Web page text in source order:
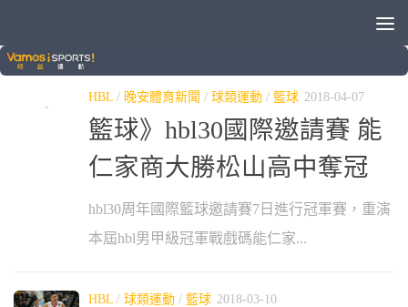
標籤：松山高中
HBL / 晚安體育新聞 / 球類運動 / 籃球 2018-04-07
籃球》hbl30國際邀請賽 能
仁家商大勝松山高中奪冠
hbl30周年國際籃球邀請賽7日進行冠軍賽，重演
本屆hbl男甲級冠軍戰戲碼能仁家...
HBL / 球類運動 / 籃球 2018-03-10